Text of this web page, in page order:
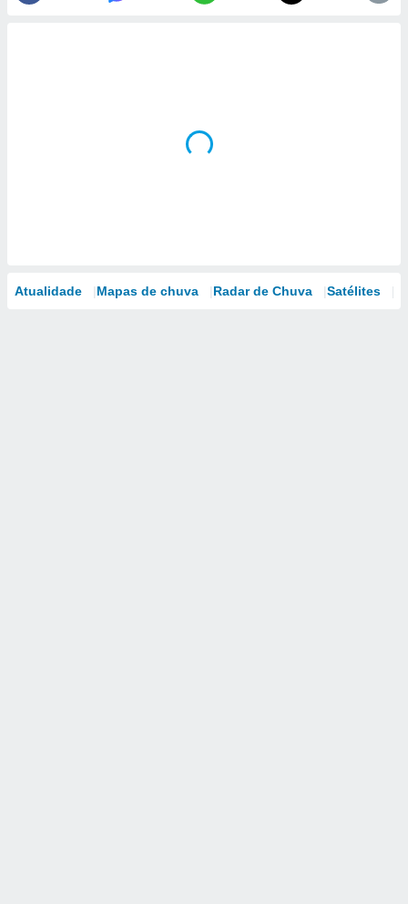
Atualidade Mapas de chuva Radar de Chuva Satélites